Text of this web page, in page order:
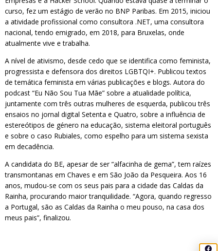
curso, fez um estágio de verão no BNP Paribas. Em 2015, iniciou
a atividade profissional como consultora .NET, uma consultora
nacional, tendo emigrado, em 2018, para Bruxelas, onde
atualmente vive e trabalha.
A nível de ativismo, desde cedo que se identifica como feminista,
progressista e defensora dos direitos LGBTQI+. Publicou textos
de temática feminista em várias publicações e blogs. Autora do
podcast “Eu Não Sou Tua Mãe” sobre a atualidade política,
juntamente com três outras mulheres de esquerda, publicou três
ensaios no jornal digital Setenta e Quatro, sobre a influência de
estereótipos de género na educação, sistema eleitoral português
e sobre o caso Rubiales, como espelho para um sistema sexista
em decadência.
A candidata do BE, apesar de ser “alfacinha de gema”, tem raízes
transmontanas em Chaves e em São João da Pesqueira. Aos 16
anos, mudou-se com os seus pais para a cidade das Caldas da
Rainha, procurando maior tranquilidade. “Agora, quando regresso
a Portugal, são as Caldas da Rainha o meu pouso, na casa dos
meus pais”, finalizou.